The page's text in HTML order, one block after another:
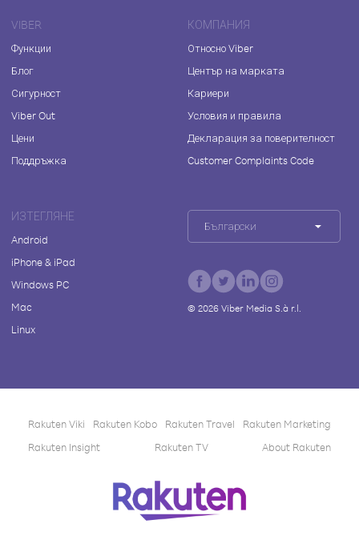
VIBER
Функции
Блог
Сигурност
Viber Out
Цени
Поддръжка
КОМПАНИЯ
Относно Viber
Център на марката
Кариери
Условия и правила
Декларация за поверителност
Customer Complaints Code
ИЗТЕГЛЯНЕ
Android
iPhone & iPad
Windows PC
Mac
Linux
Български
© 2026Viber Media S.à r.l.
Rakuten Viki Rakuten Kobo Rakuten Travel
Rakuten Marketing
Rakuten Insight
Rakuten TV About Rakuten